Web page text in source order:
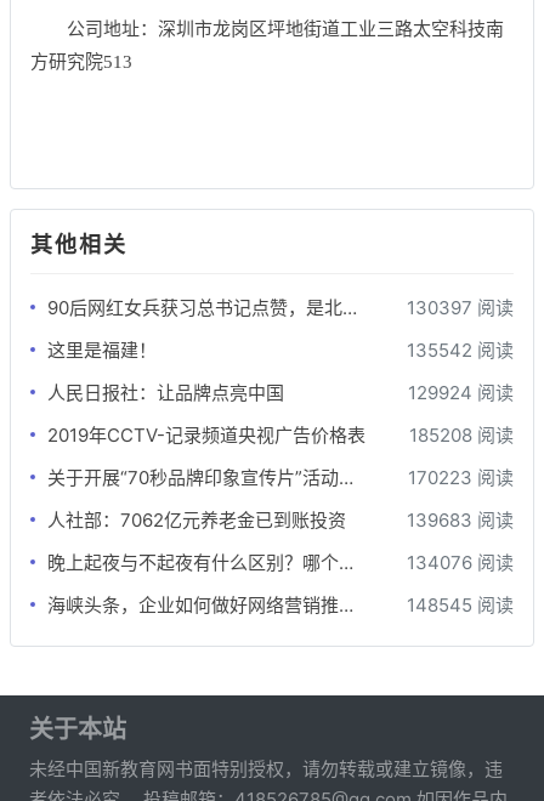
公司地址：深圳市龙岗区坪地街道工业三路太空科技南
方研究院513
其他相关
90后网红女兵获习总书记点赞，是北大学霸也曾是海军陆战队员
130397 阅读
这里是福建！
135542 阅读
人民日报社：让品牌点亮中国
129924 阅读
2019年CCTV-记录频道央视广告价格表
185208 阅读
关于开展“70秒品牌印象宣传片”活动的函
170223 阅读
人社部：7062亿元养老金已到账投资
139683 阅读
晚上起夜与不起夜有什么区别？哪个更健康？差别还真不小
134076 阅读
海峡头条，企业如何做好网络营销推广？
148545 阅读
关于本站
未经中国新教育网书面特别授权，请勿转载或建立镜像，违